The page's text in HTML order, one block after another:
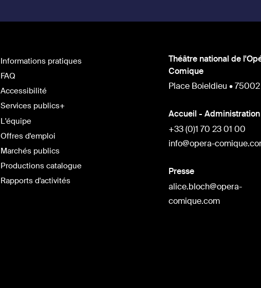
Informations pratiques
FAQ
Accessibilité
Services publics+
L'équipe
Offres d'emploi
Marchés publics
Productions catalogue
Rapports d'activités
Théâtre national de
Comique
Place Boieldieu •
Accueil - Administration
+33 (0)1 70 23 01 00
info@opera-
Presse
alice.bloch@opera-
comique.com